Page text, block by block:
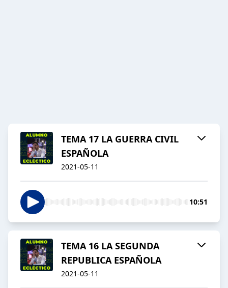
TEMA 17 LA GUERRA CIVIL
ESPAÑOLA
2021-05-11
10:51
TEMA 16 LA SEGUNDA
REPUBLICA ESPAÑOLA
2021-05-11